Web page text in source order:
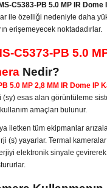
C5383-PB 5.0 MP IR Dome
ile özelliği nedeniyle daha
erişemeyecek noktadadırlar.
C5373-PB 5.0
Nedir?
5.0 MP 2,8 MM IR Dome IP
esas alan görüntüleme
amaçları bulunur.
iletken tüm ekipmanlar
(s) yayarlar. Termal
elektronik sinyale çevirerek